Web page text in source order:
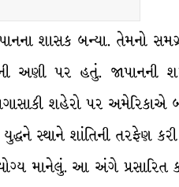
શાસક બન્યા. તેમનો
અણી પર હતું.
શહેરો પર અમેરિકાએ
સ્થાને શાંતિની તરફેણ
માનેલું. આ અંગે પ્રસારિત